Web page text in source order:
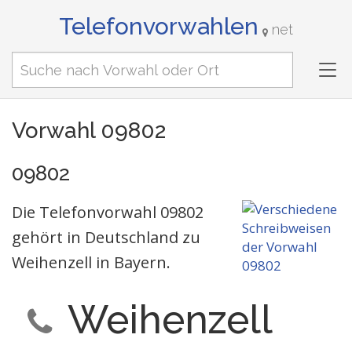
Telefonvorwahlen net
Vorwahl 09802
09802
Die Telefonvorwahl 09802
gehört in Deutschland zu
Weihenzell in Bayern.
Weihenzell